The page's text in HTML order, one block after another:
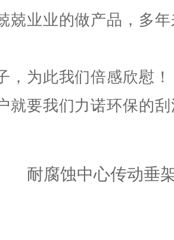
兢业业的做产品，多
，为此我们倍感欣慰
就要我们力诺环保的